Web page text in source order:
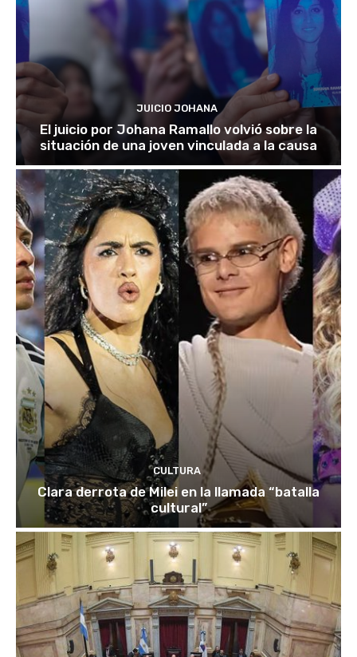
JUICIO JOHANA
El juicio por Johana Ramallo volvió sobre la
situación de una joven vinculada a la causa
CULTURA
Clara derrota de Milei en la llamada “batalla
cultural”